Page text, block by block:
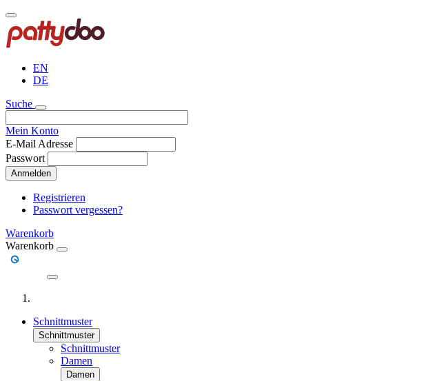
Direkt
zum
Inhalt
EN
DE
Suche
Mein Konto
E-Mail Adresse
Passwort
Anmelden
Registrieren
Passwort vergessen?
Warenkorb
Warenkorb
Schnittmuster
Schnittmuster
Schnittmuster
Damen
Damen